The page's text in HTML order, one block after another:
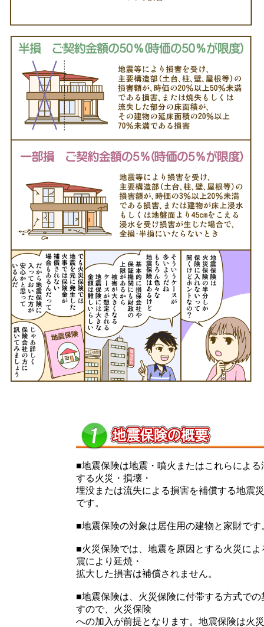
■地震保険は地震・噴火またはこれらによる
する火災・損壊・
埋没または流失による損害を補償する地震
です。
■地震保険の対象は居住用の建物と家財です
■火災保険では、地震を原因とする火災によ
震により延焼・
拡大した損害は補償されません。
■地震保険は、火災保険に付帯する方式での
すので、火災保険
への加入が前提となります。地震保険は火